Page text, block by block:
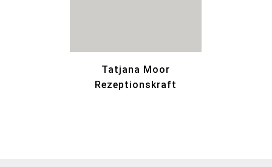
Tatjana Moor
Rezeptionskraft